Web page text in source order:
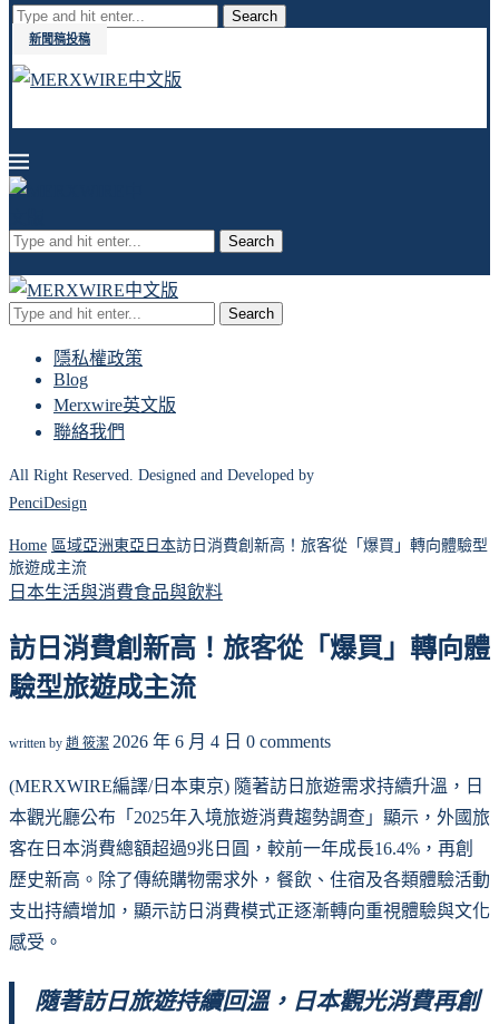
Search
新聞稿投稿
Search
Search
隱私權政策
Blog
Merxwire英文版
聯絡我們
All Right Reserved. Designed and Developed by
PenciDesign
Home 區域亞洲 東亞 日本訪日消費創新高！旅客從「爆買」轉向體驗型
旅遊成主流
日本生活與消費食品與飲料
訪日消費創新高！旅客從「爆買」轉向體
驗型旅遊成主流
written by 趙 筱潔 2026 年 6 月 4 日 0 comments
(MERXWIRE編譯/日本東京) 隨著訪日旅遊需求持續升溫，日
本觀光廳公布「2025年入境旅遊消費趨勢調查」顯示，外國旅
客在日本消費總額超過9兆日圓，較前一年成長16.4%，再創
歷史新高。除了傳統購物需求外，餐飲、住宿及各類體驗活動
支出持續增加，顯示訪日消費模式正逐漸轉向重視體驗與文化
感受。
隨著訪日旅遊持續回溫，日本觀光消費再創